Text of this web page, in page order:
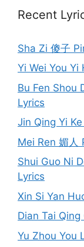
Recent
Sha Zi 傻子
Yi Wei You Yi
Bu Fen Shou
Lyrics
Jin Qing Yi
Mei Ren 媚人
Shui Guo Ni
Lyrics
Xin Si Yan
Dian Tai Qing
Yu Zhou You